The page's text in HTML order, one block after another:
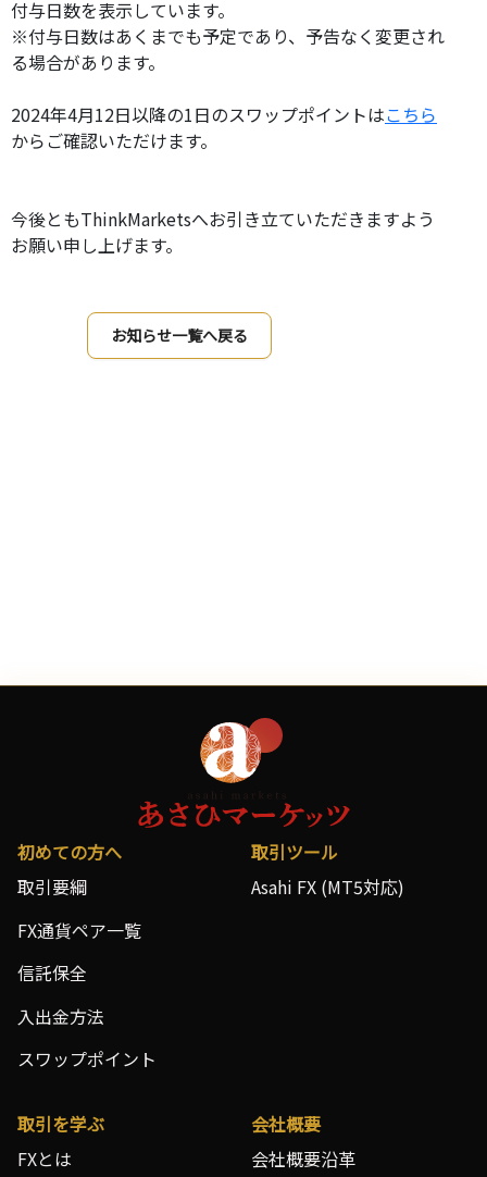
付与日数を表示しています。
※付与日数はあくまでも予定であり、予告なく変更され
る場合があります。
2024年4月12日以降の1日のスワップポイントはこちら
からご確認いただけます。
今後ともThinkMarketsへお引き立ていただきますよう
お願い申し上げます。
お知らせ一覧へ戻る